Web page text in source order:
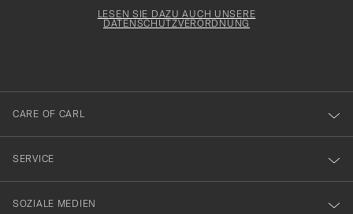
dig
till
vårt
nyhetsbrev!
LESEN SIE DAZU AUCH UNSERE
DATENSCHUTZVERORDNUNG
CARE OF CARL
SERVICE
SOZIALE MEDIEN